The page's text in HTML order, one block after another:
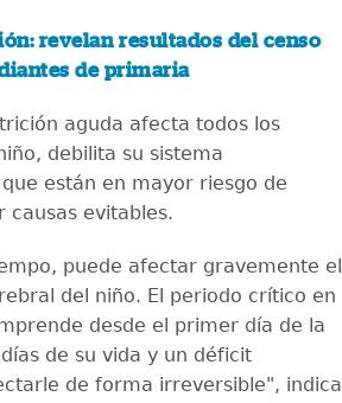
revelan resultados del censo
de primaria
aguda afecta todos los
debilita su sistema
están en mayor riesgo de
evitables.
puede afectar gravemente el
del niño. El periodo crítico en
desde el primer día de la
de su vida y un déficit
de forma irreversible", indica